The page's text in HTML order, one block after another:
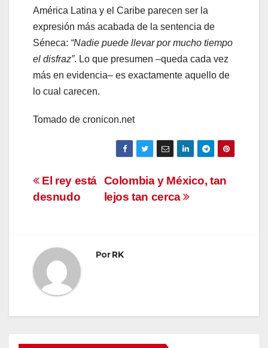
América Latina y el Caribe parecen ser la
expresión más acabada de la sentencia de
Séneca: “Nadie puede llevar por mucho tiempo
el disfraz”. Lo que presumen –queda cada vez
más en evidencia– es exactamente aquello de
lo cual carecen.
Tomado de cronicon.net
Navegación
de
Colombia y México, tan
lejos tan cerca
El rey está
desnudo
PorRK